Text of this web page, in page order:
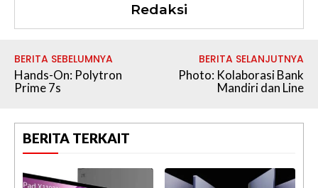
Redaksi
BERITA SEBELUMNYA
Hands-On: Polytron
Prime 7s
BERITA SELANJUTNYA
Photo: Kolaborasi Bank
Mandiri dan Line
BERITA TERKAIT